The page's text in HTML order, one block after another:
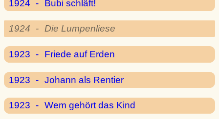
1924 - Bubi schläft!
1924 - Die Lumpenliese
1923 - Friede auf Erden
1923 - Johann als Rentier
1923 - Wem gehört das Kind